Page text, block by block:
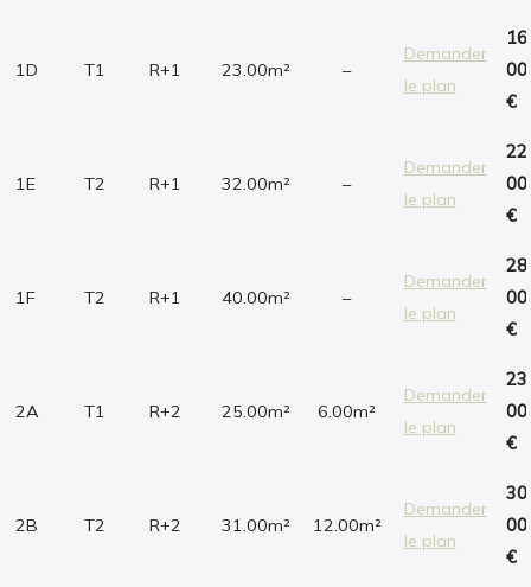
1D T1 R+1 23.00m² –
Demander
le plan
€
1E T2 R+1 32.00m² –
Demander
le plan
€
1F T2 R+1 40.00m² –
Demander
le plan
€
2A T1 R+2 25.00m² 6.00m²
Demander
le plan
€
2B T2 R+2 31.00m² 12.00m²
Demander
le plan
€